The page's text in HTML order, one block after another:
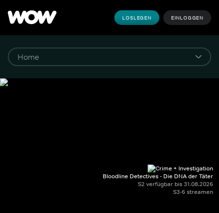
LOSLEGEN EINLOGGEN
Bloodline Detectives - Die DNA der Täter
S2 verfügbar bis 31.08.2026
S3-6 streamen